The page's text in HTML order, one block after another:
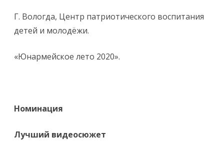
Г. Вологда, Центр патриотического воспитания
детей и молодёжи.
«Юнармейское лето 2020».
Номинация
Лучший видеосюжет